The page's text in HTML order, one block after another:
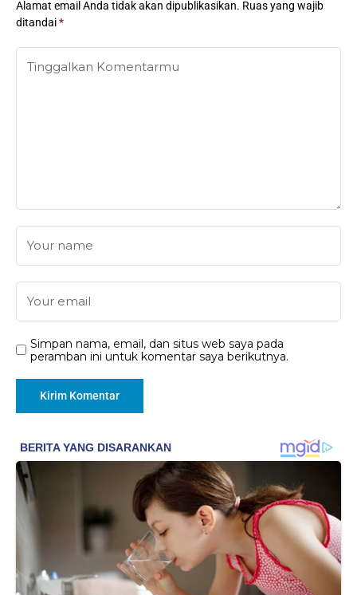
Alamat email Anda tidak akan dipublikasikan. Ruas yang wajib
ditandai*
Simpan nama, email, dan situs web saya pada
peramban ini untuk komentar saya berikutnya.